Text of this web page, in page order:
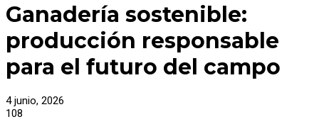
Ganadería sostenible:
producción responsable
para el futuro del campo
4 junio, 2026
108